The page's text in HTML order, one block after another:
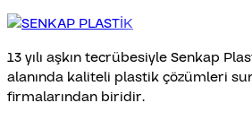
13 yılı aşkın tecrübesiyle Senkap
alanında kaliteli plastik çözümleri
firmalarından biridir.